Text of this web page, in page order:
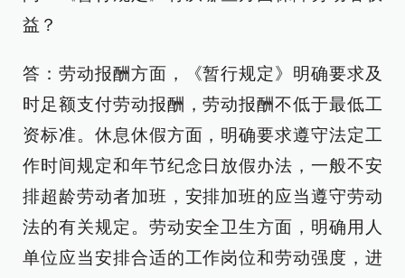
益？
答：劳动报酬方面，《暂行规定》明确要求及
时足额支付劳动报酬，劳动报酬不低于最低工
资标准。休息休假方面，明确要求遵守法定工
作时间规定和年节纪念日放假办法，一般不安
排超龄劳动者加班，安排加班的应当遵守劳动
法的有关规定。劳动安全卫生方面，明确用人
单位应当安排合适的工作岗位和劳动强度，进